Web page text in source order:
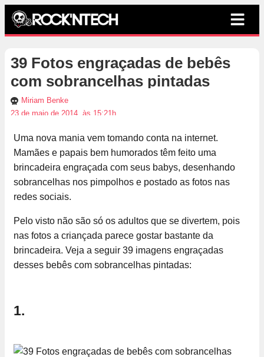
39 Fotos engraçadas de bebês
com sobrancelhas pintadas
Miriam Benke
23 de maio de 2014, às 15:21h
Uma nova mania vem tomando conta na internet.
Mamães e papais bem humorados têm feito uma
brincadeira engraçada com seus babys, desenhando
sobrancelhas nos pimpolhos e postado as fotos nas
redes sociais.
Pelo visto não são só os adultos que se divertem, pois
nas fotos a criançada parece gostar bastante da
brincadeira. Veja a seguir 39 imagens engraçadas
desses bebês com sobrancelhas pintadas:
1.